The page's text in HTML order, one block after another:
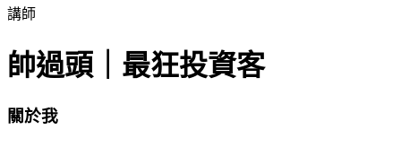
講師
帥過頭｜最狂投資客
關於我